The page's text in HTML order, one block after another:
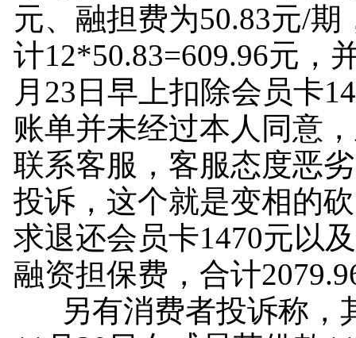
元、融担费为50.83元/期
计12*50.83=609.96元，
月23日早上扣除会员卡
账单并未经过本人同意
联系客服，客服态度恶
投诉，这个就是变相的
求退还会员卡1470元以
融资担保费，合计
另有消费者投诉称，